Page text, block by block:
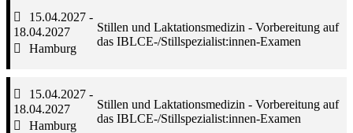
15.04.2027 -
18.04.2027
Hamburg
Stillen und Laktationsmedizin - Vorbereitung auf
das IBLCE-/Stillspezialist:innen-Examen
15.04.2027 -
18.04.2027
Hamburg
Stillen und Laktationsmedizin - Vorbereitung auf
das IBLCE-/Stillspezialist:innen-Examen